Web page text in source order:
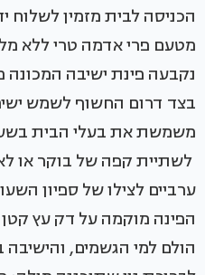
הכניסה לבית מזמין לשלוח
מטעם פרי אדמה טרי ללא
נקבעה פינת ישיבה
בצד דרום החשוף לשמש
משמשת את בעלי הבית
לשתיית קפה של בוקר או
הפינה מוקמה על דק עץ קטן
הולם למי הגשמים,